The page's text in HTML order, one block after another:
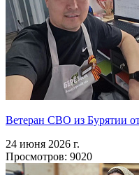
Ветеран СВО из Бурятии
24 июня 2026 г.
Просмотров: 9020